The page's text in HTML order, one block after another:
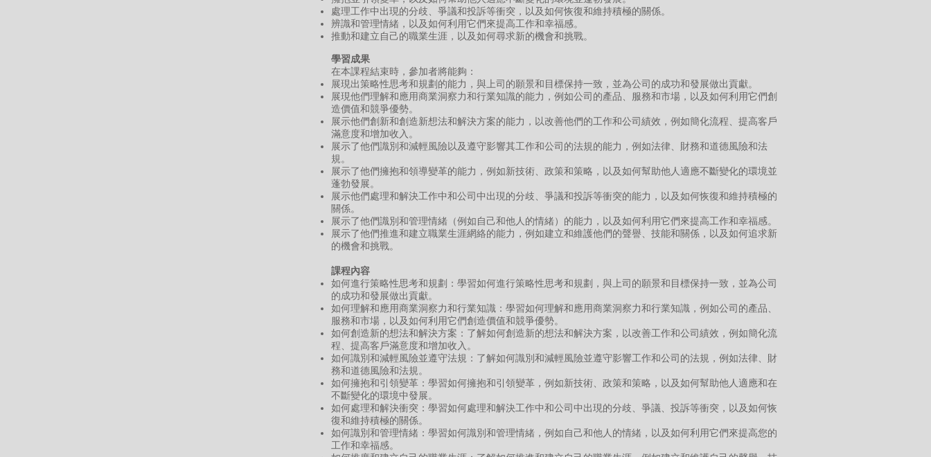
處理工作中出現的分歧、爭議和投訴等衝突，以及如何恢復和維持積極的關係。
辨識和管理情緒，以及如何利用它們來提高工作和幸福感。
推動和建立自己的職業生涯，以及如何尋求新的機會和挑戰。
學習成果
在本課程結束時，參加者將能夠：
展現出策略性思考和規劃的能力，與上司的願景和目標保持一致，並為公司的成功和發展做出貢獻。
展現他們理解和應用商業洞察力和行業知識的能力，例如公司的產品、服務和市場，以及如何利用它們創
造價值和競爭優勢。
展示他們創新和創造新想法和解決方案的能力，以改善他們的工作和公司績效，例如簡化流程、提高客戶
滿意度和增加收入。
展示了他們識別和減輕風險以及遵守影響其工作和公司的法規的能力，例如法律、財務和道德風險和法
規。
展示了他們擁抱和領導變革的能力，例如新技術、政策和策略，以及如何幫助他人適應不斷變化的環境並
蓬勃發展。
展示他們處理和解決工作中和公司中出現的分歧、爭議和投訴等衝突的能力，以及如何恢復和維持積極的
關係。
展示了他們識別和管理情緒（例如自己和他人的情緒）的能力，以及如何利用它們來提高工作和幸福感。
展示了他們推進和建立職業生涯網絡的能力，例如建立和維護他們的聲譽、技能和關係，以及如何追求新
的機會和挑戰。
課程內容
如何進行策略性思考和規劃：學習如何進行策略性思考和規劃，與上司的願景和目標保持一致，並為公司
的成功和發展做出貢獻。
如何理解和應用商業洞察力和行業知識：學習如何理解和應用商業洞察力和行業知識，例如公司的產品、
服務和市場，以及如何利用它們創造價值和競爭優勢。
如何創造新的想法和解決方案：了解如何創造新的想法和解決方案，以改善工作和公司績效，例如簡化流
程、提高客戶滿意度和增加收入。
如何識別和減輕風險並遵守法規：了解如何識別和減輕風險並遵守影響工作和公司的法規，例如法律、財
務和道德風險和法規。
如何擁抱和引領變革：學習如何擁抱和引領變革，例如新技術、政策和策略，以及如何幫助他人適應和在
不斷變化的環境中發展。
如何處理和解決衝突：學習如何處理和解決工作中和公司中出現的分歧、爭議、投訴等衝突，以及如何恢
復和維持積極的關係。
如何識別和管理情緒：學習如何識別和管理情緒，例如自己和他人的情緒，以及如何利用它們來提高您的
工作和幸福感。